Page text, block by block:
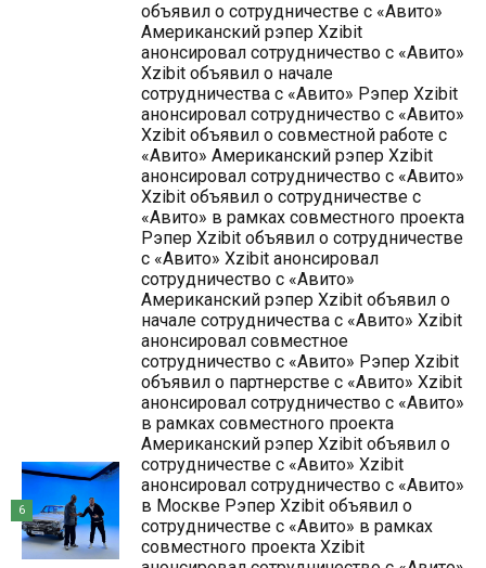
объявил о сотрудничестве с «Авито»
Американский рэпер Xzibit
анонсировал сотрудничество с «Авито»
Xzibit объявил о начале
сотрудничества с «Авито» Рэпер Xzibit
анонсировал сотрудничество с «Авито»
Xzibit объявил о совместной работе с
«Авито» Американский рэпер Xzibit
анонсировал сотрудничество с «Авито»
Xzibit объявил о сотрудничестве с
«Авито» в рамках совместного проекта
Рэпер Xzibit объявил о сотрудничестве
с «Авито» Xzibit анонсировал
сотрудничество с «Авито»
Американский рэпер Xzibit объявил о
начале сотрудничества с «Авито» Xzibit
анонсировал совместное
сотрудничество с «Авито» Рэпер Xzibit
объявил о партнерстве с «Авито» Xzibit
анонсировал сотрудничество с «Авито»
в рамках совместного проекта
Американский рэпер Xzibit объявил о
сотрудничестве с «Авито» Xzibit
анонсировал сотрудничество с «Авито»
в Москве Рэпер Xzibit объявил о
сотрудничестве с «Авито» в рамках
совместного проекта Xzibit
6